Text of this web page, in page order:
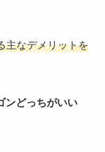
主なデメリットを
ンどっちがいい